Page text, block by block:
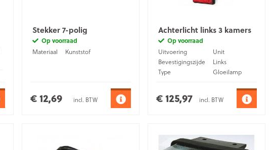
Stekker 7-polig
Op voorraad
Materiaal
Kunststof
€ 12,69 incl. BTW
Achterlicht links 3 kamers
Op voorraad
Uitvoering
Unit
Bevestigingszijde
Links
Type
Gloeilamp
€ 125,97 incl. BTW